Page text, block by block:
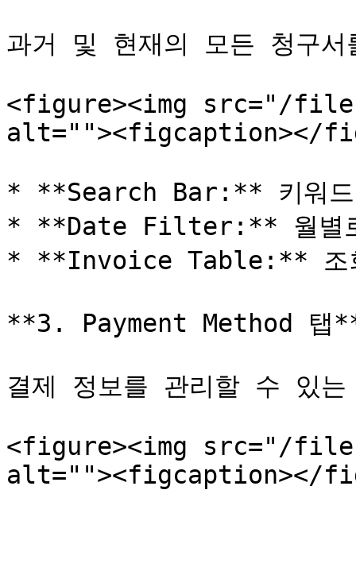
과거 및 현재의 모든 청구
<figure><img src="/files/
alt=""><figcaption></
* **Search Bar:** 키워드
* **Date Filter:** 월별로
* **Invoice Table:** 조회
**3. Payment Method 탭
결제 정보를 관리할 수 있
<figure><img src="/files/